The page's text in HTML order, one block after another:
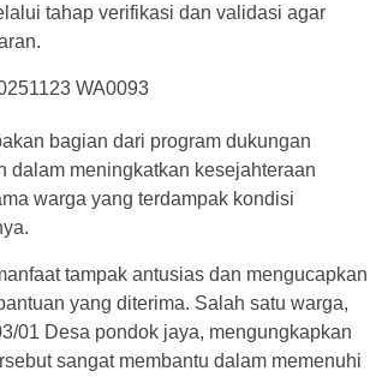
tahap verifikasi dan validasi agar
bagian dari program dukungan
dalam meningkatkan kesejahteraan
warga yang terdampak kondisi
tampak antusias dan mengucapkan
yang diterima. Salah satu warga,
01 Desa pondok jaya, mengungkapkan
sangat membantu dalam memenuhi